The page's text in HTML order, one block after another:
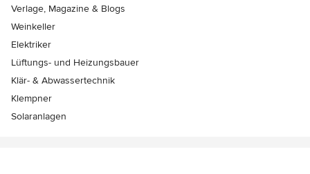
Verlage, Magazine & Blogs
Weinkeller
Elektriker
Lüftungs- und Heizungsbauer
Klär- & Abwassertechnik
Klempner
Solaranlagen